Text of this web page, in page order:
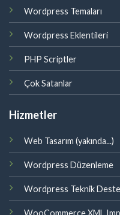
Wordpress Temaları
Wordpress Eklentileri
PHP Scriptler
Çok Satanlar
Hizmetler
Web Tasarım (yakında...)
Wordpress Düzenleme
Wordpress Teknik